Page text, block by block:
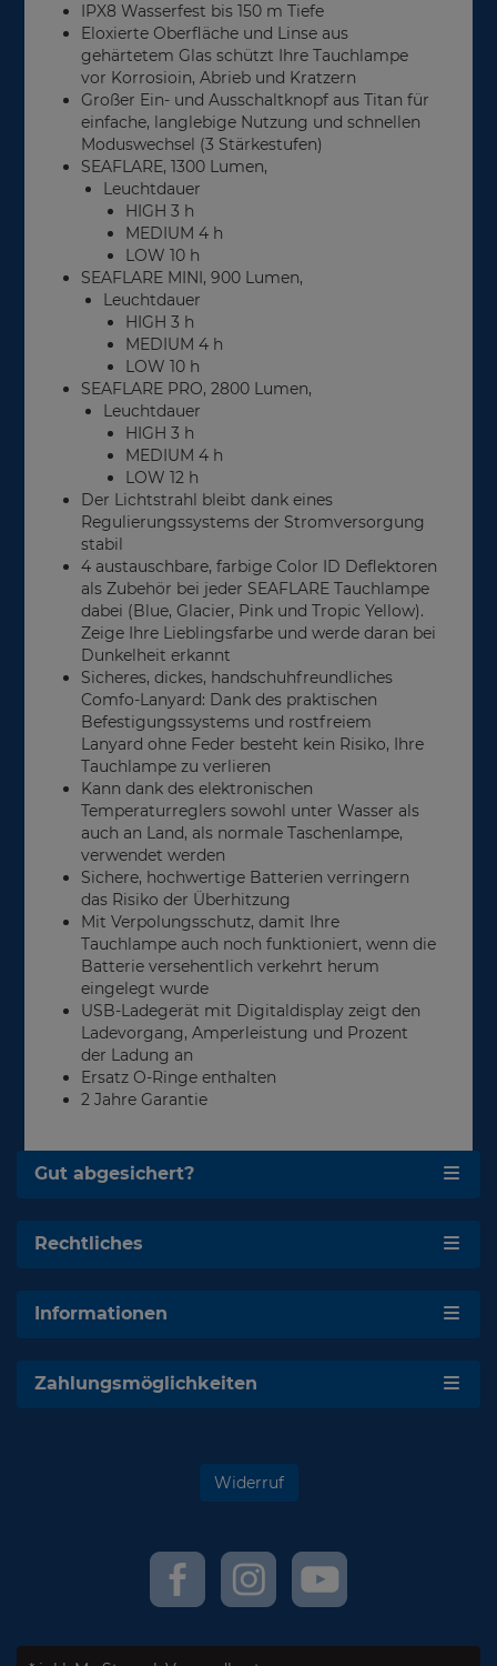
IPX8 Wasserfest bis 150 m Tiefe
Eloxierte Oberfläche und Linse aus
gehärtetem Glas schützt Ihre Tauchlampe
vor Korrosioin, Abrieb und Kratzern
Großer Ein- und Ausschaltknopf aus Titan für
einfache, langlebige Nutzung und schnellen
Moduswechsel (3 Stärkestufen)
SEAFLARE, 1300 Lumen,
Leuchtdauer
HIGH 3 h
MEDIUM 4 h
LOW 10 h
SEAFLARE MINI, 900 Lumen,
Leuchtdauer
HIGH 3 h
MEDIUM 4 h
LOW 10 h
SEAFLARE PRO, 2800 Lumen,
Leuchtdauer
HIGH 3 h
MEDIUM 4 h
LOW 12 h
Der Lichtstrahl bleibt dank eines
Regulierungssystems der Stromversorgung
stabil
4 austauschbare, farbige Color ID Deflektoren
als Zubehör bei jeder SEAFLARE Tauchlampe
dabei (Blue, Glacier, Pink und Tropic Yellow).
Zeige Ihre Lieblingsfarbe und werde daran bei
Dunkelheit erkannt
Sicheres, dickes, handschuhfreundliches
Comfo-Lanyard: Dank des praktischen
Befestigungssystems und rostfreiem
Lanyard ohne Feder besteht kein Risiko, Ihre
Tauchlampe zu verlieren
Kann dank des elektronischen
Temperaturreglers sowohl unter Wasser als
auch an Land, als normale Taschenlampe,
verwendet werden
Sichere, hochwertige Batterien verringern
das Risiko der Überhitzung
Mit Verpolungsschutz, damit Ihre
Tauchlampe auch noch funktioniert, wenn die
Batterie versehentlich verkehrt herum
eingelegt wurde
USB-Ladegerät mit Digitaldisplay zeigt den
Ladevorgang, Amperleistung und Prozent
der Ladung an
Ersatz O-Ringe enthalten
2 Jahre Garantie
Gut abgesichert?
Rechtliches
Informationen
Zahlungsmöglichkeiten
Widerruf